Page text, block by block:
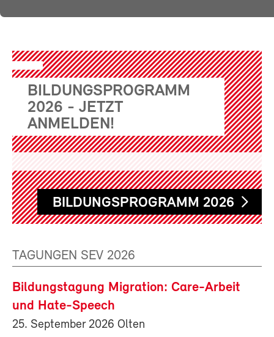
BILDUNGSPROGRAMM
2026 - JETZT
ANMELDEN!
BILDUNGSPROGRAMM 2026
TAGUNGEN SEV 2026
Bildungstagung Migration: Care-Arbeit
und Hate-Speech
25. September 2026 Olten